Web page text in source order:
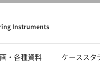
Instruments
・各種資料 ケーススタ